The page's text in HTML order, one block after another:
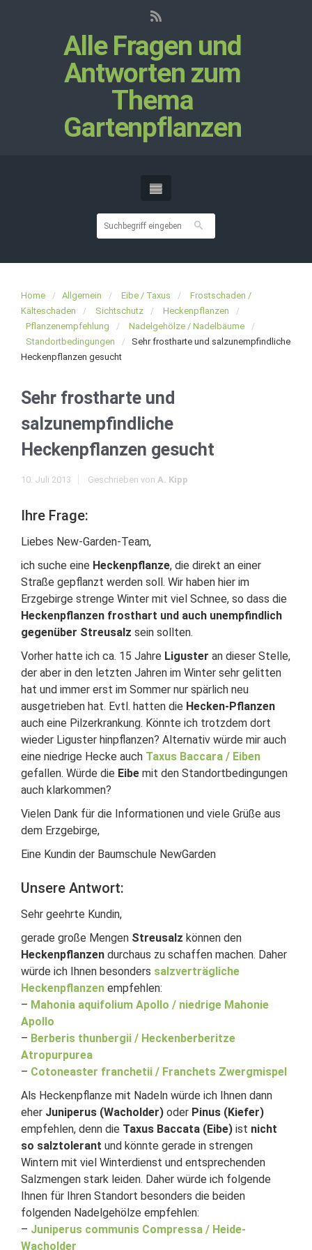
Alle Fragen und
Antworten zum
Thema
Gartenpflanzen
Home Allgemein Eibe / Taxus
Frostschaden /
Kälteschaden
Sichtschutz
Heckenpflanzen
Pflanzenempfehlung
Nadelgehölze / Nadelbäume
Standortbedingungen
Sehr frostharte und salzunempfindliche
Heckenpflanzen gesucht
Sehr frostharte und
salzunempfindliche
Heckenpflanzen gesucht
10. Juli 2013 Geschrieben von A. Kipp
Ihre Frage:
Liebes New-Garden-Team,
ich suche eine Heckenpflanze, die direkt an einer
Straße gepflanzt werden soll. Wir haben hier im
Erzgebirge strenge Winter mit viel Schnee, so dass die
Heckenpflanzen frosthart und auch unempfindlich
gegenüber Streusalz sein sollten.
Vorher hatte ich ca. 15 Jahre Liguster an dieser Stelle,
der aber in den letzten Jahren im Winter sehr gelitten
hat und immer erst im Sommer nur spärlich neu
ausgetrieben hat. Evtl. hatten die Hecken-Pflanzen
auch eine Pilzerkrankung. Könnte ich trotzdem dort
wieder Liguster hinpflanzen? Alternativ würde mir auch
eine niedrige Hecke auch Taxus Baccara / Eiben
gefallen. Würde die Eibe mit den Standortbedingungen
auch klarkommen?
Vielen Dank für die Informationen und viele Grüße aus
dem Erzgebirge,
Eine Kundin der Baumschule NewGarden
Unsere Antwort:
Sehr geehrte Kundin,
gerade große Mengen Streusalz können den
Heckenpflanzen durchaus zu schaffen machen. Daher
würde ich Ihnen besonders salzverträgliche
Heckenpflanzen empfehlen:
– Mahonia aquifolium Apollo / niedrige Mahonie
Apollo
– Berberis thunbergii / Heckenberberitze
Atropurpurea
– Cotoneaster franchetii / Franchets Zwergmispel
Als Heckenpflanze mit Nadeln würde ich Ihnen dann
eher Juniperus (Wacholder) oder Pinus (Kiefer)
empfehlen, denn die Taxus Baccata (Eibe) ist nicht
so salztolerant und könnte gerade in strengen
Wintern mit viel Winterdienst und entsprechenden
Salzmengen stark leiden. Daher würde ich folgende
Ihnen für Ihren Standort besonders die beiden
folgenden Nadelgehölze empfehlen:
– Juniperus communis Compressa / Heide-
Wacholder